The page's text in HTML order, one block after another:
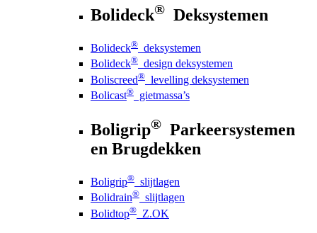
Bolideck® Deksystemen
Bolideck® deksystemen
Bolideck® design deksystemen
Boliscreed® levelling deksystemen
Bolicast® gietmassa’s
Boligrip® Parkeersystemen
en Brugdekken
Boligrip® slijtlagen
Bolidrain® slijtlagen
Bolidtop® Z.OK